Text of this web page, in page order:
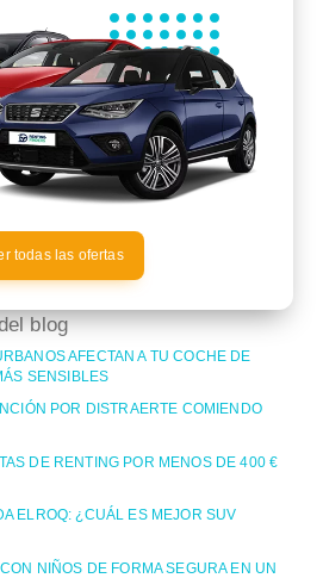
todas las ofertas
blog
AFECTAN A TU COCHE DE
SENSIBLES
POR DISTRAERTE COMIENDO
DE RENTING POR MENOS DE 400 €
ELROQ: ¿CUÁL ES MEJOR SUV
NIÑOS DE FORMA SEGURA EN UN